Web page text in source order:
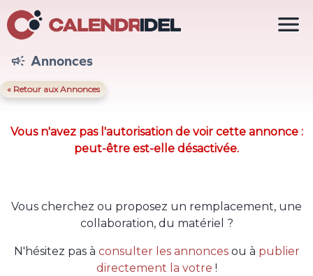
 Annonces
« Retour aux Annonces
Vous n'avez pas l'autorisation de voir cette annonce :
peut-être est-elle désactivée.
Vous cherchez ou proposez un remplacement, une
collaboration, du matériel ?
N'hésitez pas à consulter les annoncesou à publier
directement la votre !
